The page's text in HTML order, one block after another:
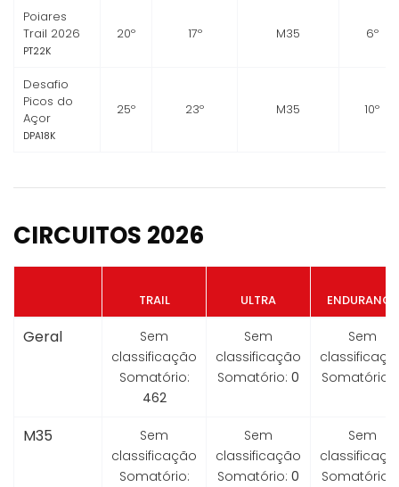
Poiares
Trail 2026
PT22K
20º 17º M35 6º
Desafio
Picos do
Açor
DPA18K
25º 23º M35 10º
CIRCUITOS 2026
TRAIL ULTRA ENDURANCE
Geral
Sem
classificação
Somatório:
462
Sem
classificação
Somatório: 0
Sem
Somatório:
M35
Sem
classificação
Somatório:
Sem
classificação
Somatório: 0
Sem
Somatório: